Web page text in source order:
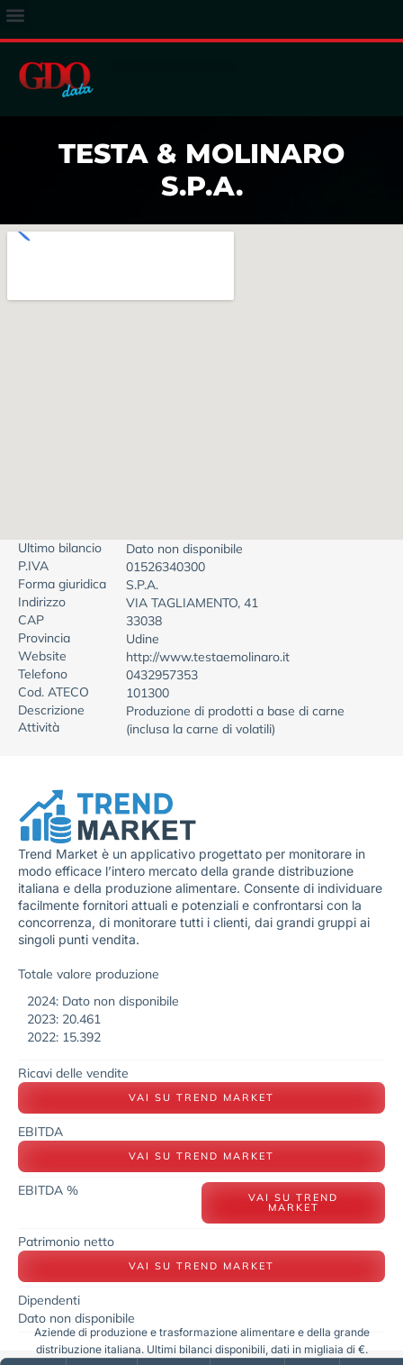
TESTA & MOLINARO
S.P.A.
Ultimo bilancio
Dato non disponibile
P.IVA
01526340300
Forma giuridica
S.P.A.
Indirizzo
VIA TAGLIAMENTO, 41
CAP
33038
Provincia
Udine
Website
http://www.testaemolinaro.it
Telefono
0432957353
Cod. ATECO
101300
Descrizione
Attività
Produzione di prodotti a base di carne
(inclusa la carne di volatili)
Trend Market è un applicativo progettato per monitorare in
modo efficace l’intero mercato della grande distribuzione
italiana e della produzione alimentare. Consente di individuare
facilmente fornitori attuali e potenziali e confrontarsi con la
concorrenza, di monitorare tutti i clienti, dai grandi gruppi ai
singoli punti vendita.
Totale valore produzione
2024: Dato non disponibile
2023: 20.461
2022: 15.392
Ricavi delle vendite
VAI SU TREND MARKET
EBITDA
VAI SU TREND MARKET
EBITDA % VAI SU TREND
MARKET
Patrimonio netto
VAI SU TREND MARKET
Dipendenti
Dato non disponibile
Aziende di produzione e trasformazione alimentare e della grande
distribuzione italiana. Ultimi bilanci disponibili, dati in migliaia di €.